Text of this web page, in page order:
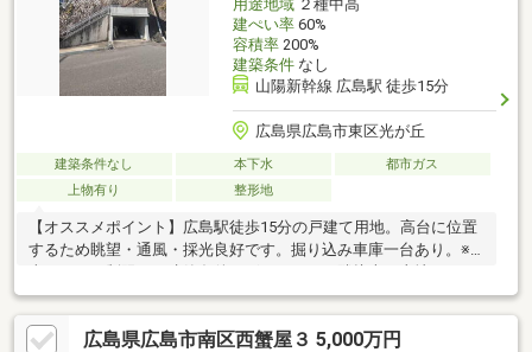
用途地域２種中高
建ぺい率60%
容積率200%
建築条件なし
山陽新幹線 広島駅 徒歩15分
広島県広島市東区光が丘
建築条件なし 本下水
都市ガス
上物有り
整形地
【オススメポイント】広島駅徒歩15分の戸建て用地。高台に位置
するため眺望・通風・採光良好です。掘り込み車庫一台あり。※
トでのご購入もご相談可能です。お気軽にお問い合わせくださ
い。
広島県広島市南区西蟹屋３ 5,000万円